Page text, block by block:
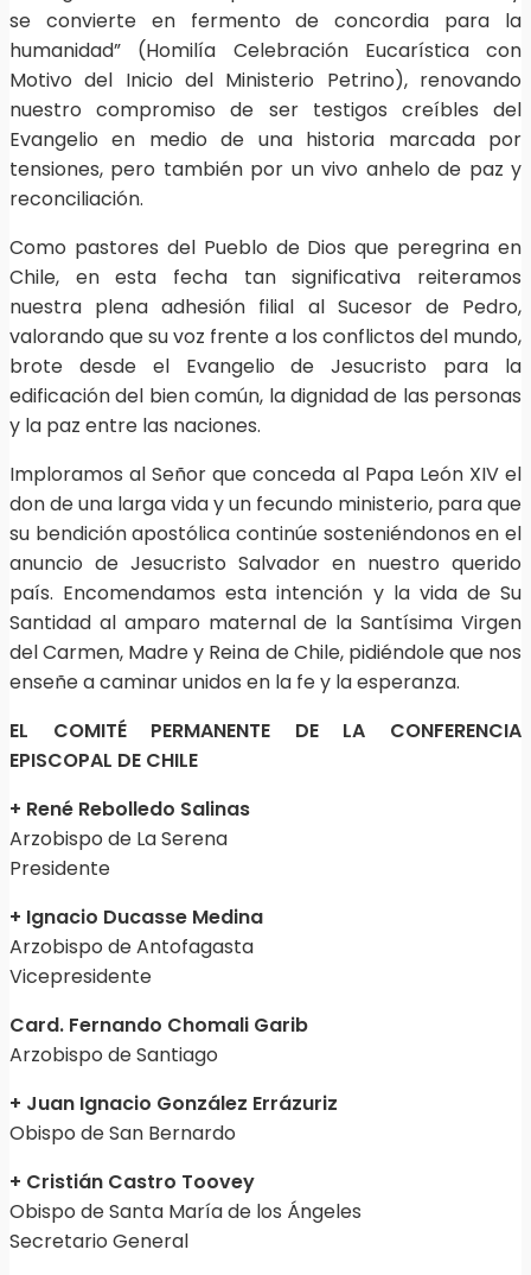
se convierte en fermento de concordia para la
humanidad” (Homilía Celebración Eucarística con
Motivo del Inicio del Ministerio Petrino), renovando
nuestro compromiso de ser testigos creíbles del
Evangelio en medio de una historia marcada por
tensiones, pero también por un vivo anhelo de paz y
reconciliación.
Como pastores del Pueblo de Dios que peregrina en
Chile, en esta fecha tan significativa reiteramos
nuestra plena adhesión filial al Sucesor de Pedro,
valorando que su voz frente a los conflictos del mundo,
brote desde el Evangelio de Jesucristo para la
edificación del bien común, la dignidad de las personas
y la paz entre las naciones.
Imploramos al Señor que conceda al Papa León XIV el
don de una larga vida y un fecundo ministerio, para que
su bendición apostólica continúe sosteniéndonos en el
anuncio de Jesucristo Salvador en nuestro querido
país. Encomendamos esta intención y la vida de Su
Santidad al amparo maternal de la Santísima Virgen
del Carmen, Madre y Reina de Chile, pidiéndole que nos
enseñe a caminar unidos en la fe y la esperanza.
EL COMITÉ PERMANENTE DE LA CONFERENCIA
EPISCOPAL DE CHILE
+ René Rebolledo Salinas
Arzobispo de La Serena
Presidente
+ Ignacio Ducasse Medina
Arzobispo de Antofagasta
Vicepresidente
Card. Fernando Chomali Garib
Arzobispo de Santiago
+ Juan Ignacio González Errázuriz
Obispo de San Bernardo
+ Cristián Castro Toovey
Obispo de Santa María de los Ángeles
Secretario General